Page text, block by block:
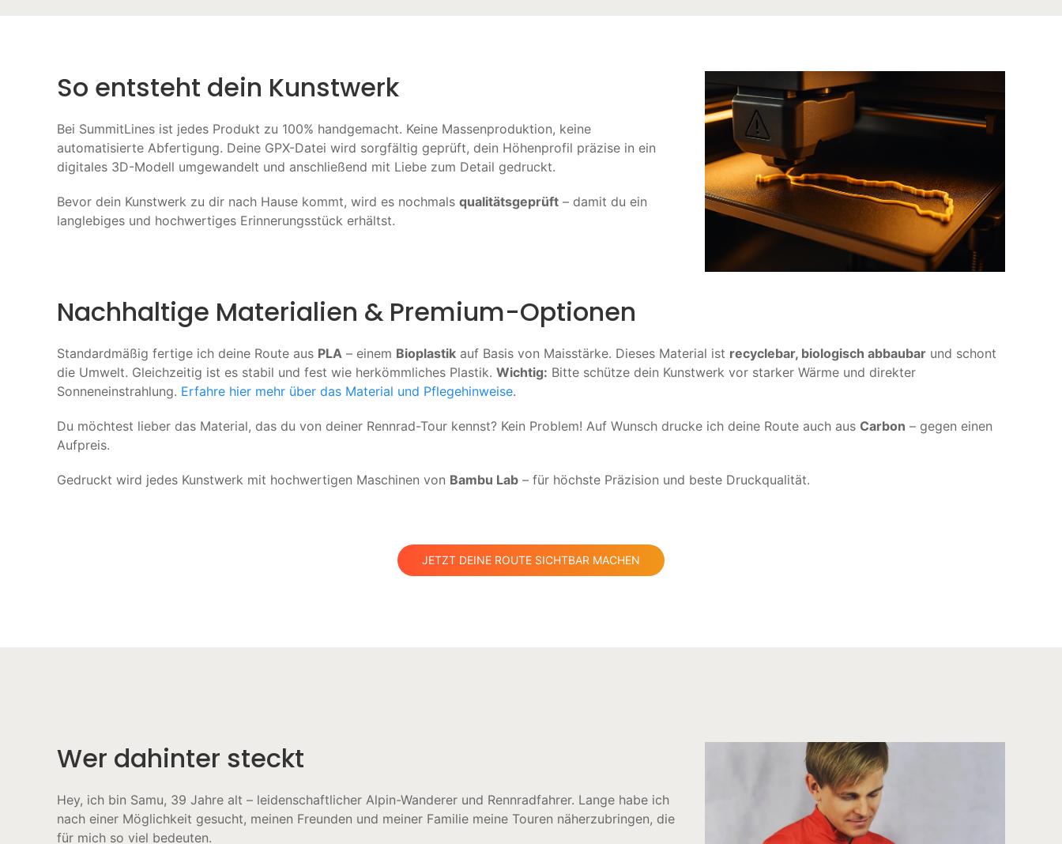
So entsteht dein Kunstwerk
Bei SummitLines ist jedes Produkt zu 100% handgemacht. Keine Massenproduktion, keine
automatisierte Abfertigung. Deine GPX-Datei wird sorgfältig geprüft, dein Höhenprofil präzise in ein
digitales 3D-Modell umgewandelt und anschließend mit Liebe zum Detail gedruckt.
Bevor dein Kunstwerk zu dir nach Hause kommt, wird es nochmals qualitätsgeprüft – damit du ein
langlebiges und hochwertiges Erinnerungsstück erhältst.
Nachhaltige Materialien & Premium-Optionen
Standardmäßig fertige ich deine Route aus PLA – einem Bioplastik auf Basis von Maisstärke. Dieses Material ist recyclebar, biologisch abbaubar und schont
die Umwelt. Gleichzeitig ist es stabil und fest wie herkömmliches Plastik. Wichtig: Bitte schütze dein Kunstwerk vor starker Wärme und direkter
Sonneneinstrahlung. Erfahre hier mehr über das Material und Pflegehinweise.
Du möchtest lieber das Material, das du von deiner Rennrad-Tour kennst? Kein Problem! Auf Wunsch drucke ich deine Route auch aus Carbon – gegen einen
Aufpreis.
Gedruckt wird jedes Kunstwerk mit hochwertigen Maschinen von Bambu Lab – für höchste Präzision und beste Druckqualität.
JETZT DEINE ROUTE SICHTBAR MACHEN
Wer dahinter steckt
Hey, ich bin Samu, 39 Jahre alt – leidenschaftlicher Alpin-Wanderer und Rennradfahrer. Lange habe ich
nach einer Möglichkeit gesucht, meinen Freunden und meiner Familie meine Touren näherzubringen, die
für mich so viel bedeuten.